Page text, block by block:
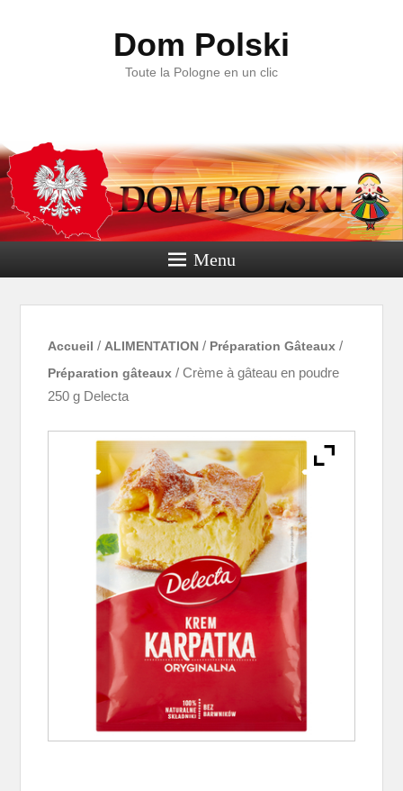
Dom Polski
Toute la Pologne en un clic
Menu
Accueil / ALIMENTATION / Préparation Gâteaux /
Préparation gâteaux / Crème à gâteau en poudre
250 g Delecta